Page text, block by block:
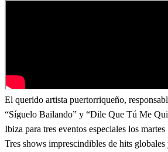
El querido artista puertorriqueño,
“Síguelo Bailando” y “Dile Que Tú Me
Ibiza para tres eventos especiales los
Tres shows imprescindibles de hits